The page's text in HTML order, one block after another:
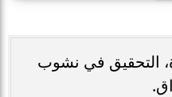
التحقيق في نشوب